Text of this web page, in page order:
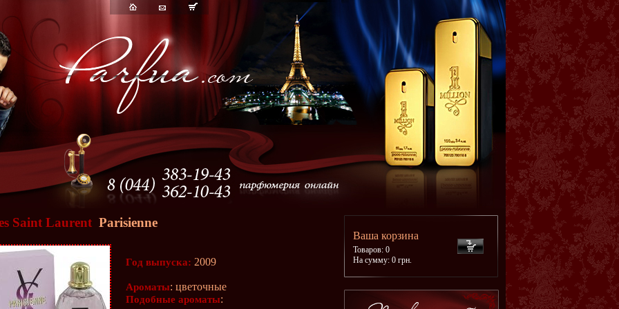
Saint Laurent Parisienne
Год выпуска: 2009
Ароматы: цветочные
Подобные ароматы:
Ваша корзина
Товаров: 0
На сумму: 0 грн.